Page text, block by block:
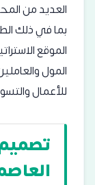
العديد من
بما في ذلك
الموقع
المول
للأعمال